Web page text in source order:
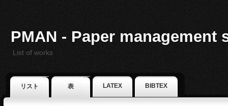
PMAN - Paper management
List of works
リスト 表 LATEX BIBTEX